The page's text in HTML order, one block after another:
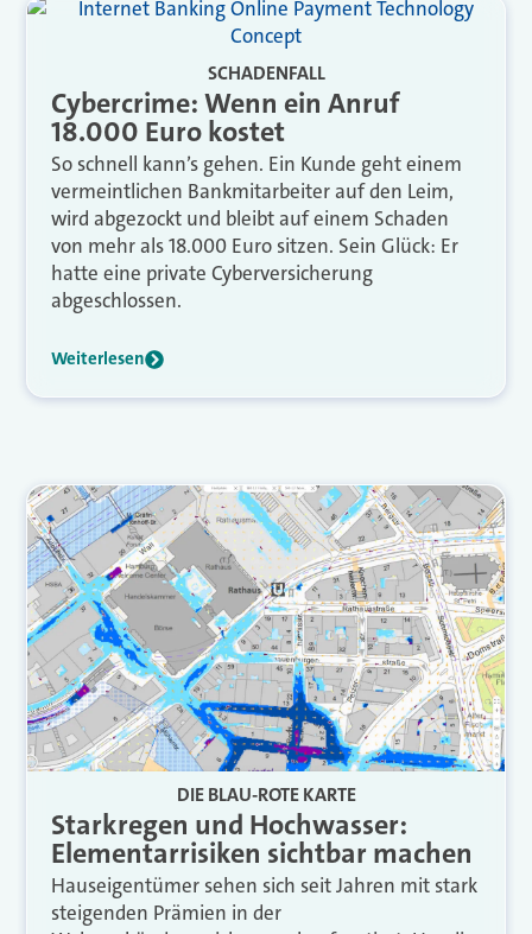
SCHADENFALL
Cybercrime: Wenn ein Anruf
18.000 Euro kostet
So schnell kann’s gehen. Ein Kunde geht einem
vermeintlichen Bankmitarbeiter auf den Leim,
wird abgezockt und bleibt auf einem Schaden
von mehr als 18.000 Euro sitzen. Sein Glück: Er
hatte eine private Cyberversicherung
abgeschlossen.
Weiterlesen
DIE BLAU-ROTE KARTE
Starkregen und Hochwasser:
Elementarrisiken sichtbar machen
Hauseigentümer sehen sich seit Jahren mit stark
steigenden Prämien in der